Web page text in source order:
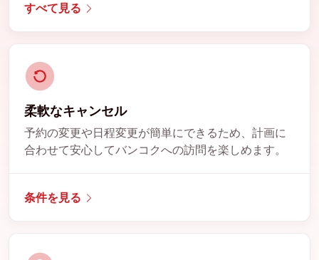
すべて見る
柔軟なキャンセル
予約の変更や日程変更が簡単にできるため、計画に
合わせて安心してバンコクへの訪問を楽しめます。
条件を見る